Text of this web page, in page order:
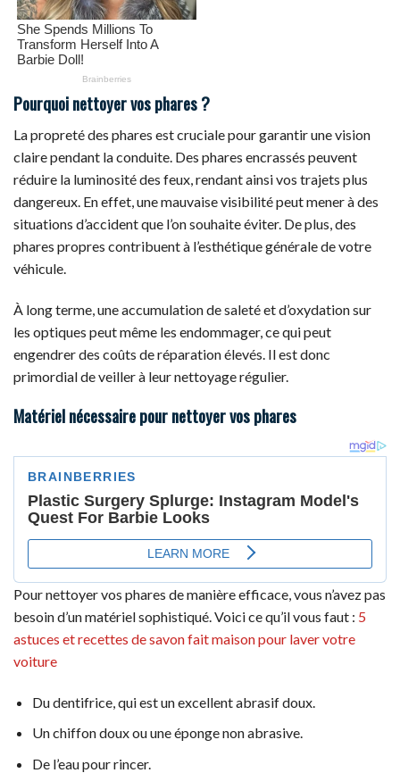
Pourquoi nettoyer vos phares ?
La propreté des phares est cruciale pour garantir une vision
claire pendant la conduite. Des phares encrassés peuvent
réduire la luminosité des feux, rendant ainsi vos trajets plus
dangereux. En effet, une mauvaise visibilité peut mener à des
situations d’accident que l’on souhaite éviter. De plus, des
phares propres contribuent à l’esthétique générale de votre
véhicule.
À long terme, une accumulation de saleté et d’oxydation sur
les optiques peut même les endommager, ce qui peut
engendrer des coûts de réparation élevés. Il est donc
primordial de veiller à leur nettoyage régulier.
Matériel nécessaire pour nettoyer vos phares
Pour nettoyer vos phares de manière efficace, vous n’avez pas
besoin d’un matériel sophistiqué. Voici ce qu’il vous faut : 5
astuces et recettes de savon fait maison pour laver votre
voiture
Du dentifrice, qui est un excellent abrasif doux.
Un chiffon doux ou une éponge non abrasive.
De l’eau pour rincer.